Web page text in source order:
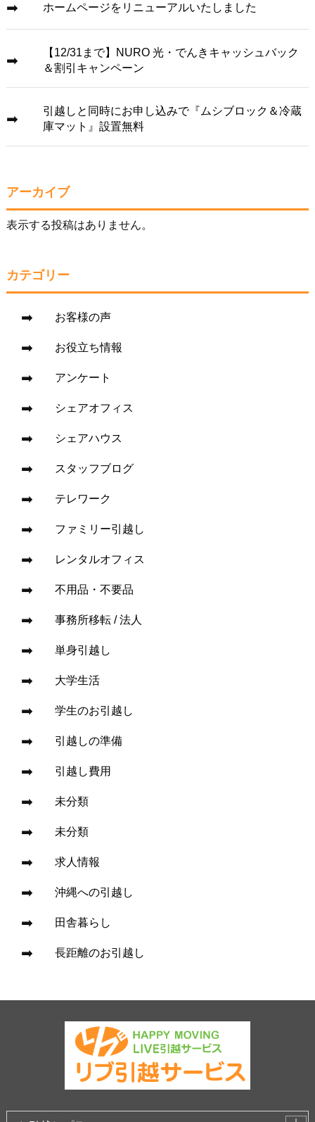
ホームページをリニューアルいたしました
【12/31まで】NURO 光・でんきキャッシュバック
＆割引キャンペーン
引越しと同時にお申し込みで『ムシブロック＆冷蔵
庫マット』設置無料
アーカイブ
表示する投稿はありません。
カテゴリー
お客様の声
お役立ち情報
アンケート
シェアオフィス
シェアハウス
スタッフブログ
テレワーク
ファミリー引越し
レンタルオフィス
不用品・不要品
事務所移転 / 法人
単身引越し
大学生活
学生のお引越し
引越しの準備
引越し費用
未分類
未分類
求人情報
沖縄への引越し
田舎暮らし
長距離のお引越し